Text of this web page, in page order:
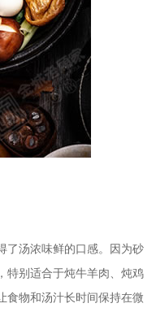
了汤浓味鲜的口感。因为砂
特别适合于炖牛羊肉、炖鸡
食物和汤汁长时间保持在微